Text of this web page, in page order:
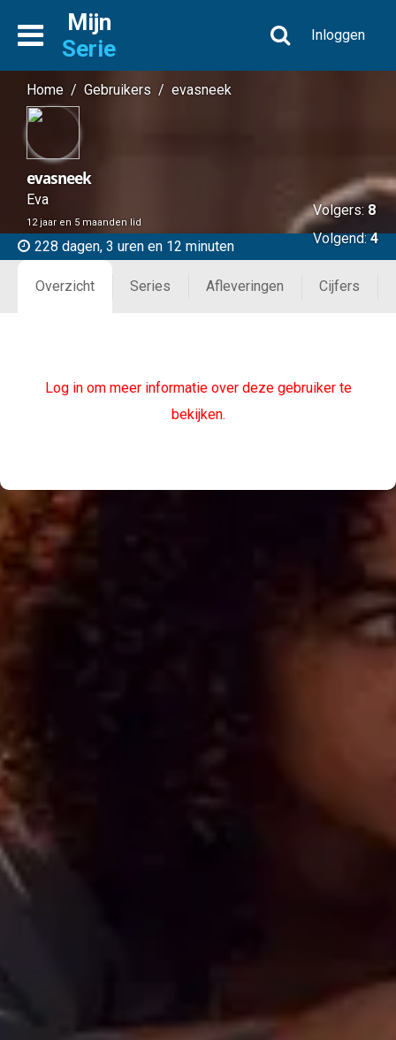
Mijn
Serie
Inloggen
Home / Gebruikers / evasneek
evasneek
Eva
12 jaar en 5 maanden lid
228 dagen, 3 uren en 12 minuten
Volgers: 8
Volgend:4
Overzicht Series Afleveringen Cijfers
Log in om meer informatie over deze gebruiker te
bekijken.